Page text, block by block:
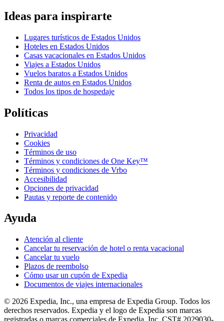
Ideas para inspirarte
Lugares turísticos de Estados Unidos
Hoteles en Estados Unidos
Casas vacacionales en Estados Unidos
Viajes a Estados Unidos
Vuelos baratos a Estados Unidos
Renta de autos en Estados Unidos
Todos los tipos de hospedaje
Políticas
Privacidad
Cookies
Términos de uso
Términos y condiciones de One Key™
Términos y condiciones de Vrbo
Accesibilidad
Opciones de privacidad
Pautas y reporte de contenido
Ayuda
Atención al cliente
Cancelar tu reservación de hotel o renta vacacional
Cancelar tu vuelo
Plazos de reembolso
Cómo usar un cupón de Expedia
Documentos de viajes internacionales
© 2026 Expedia, Inc., una empresa de Expedia Group. Todos los
derechos reservados. Expedia y el logo de Expedia son marcas